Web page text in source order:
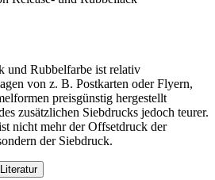
und Rubbelfarbe ist relativ
von z. B. Postkarten oder Flyern,
preisgünstig hergestellt
zusätzlichen Siebdrucks jedoch teurer.
nicht mehr der Offsetdruck der
der Siebdruck.